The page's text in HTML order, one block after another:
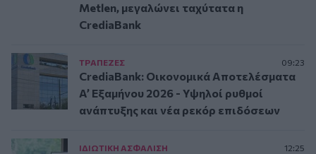
Metlen, μεγαλώνει ταχύτατα η
CrediaBank
ΤΡAΠΕΖΕΣ 09:23
CrediaBank: Οικονομικά Αποτελέσματα
A’ Εξαμήνου 2026 - Υψηλοί ρυθμοί
ανάπτυξης και νέα ρεκόρ επιδόσεων
ΙΔΙΩΤΙΚΗ ΑΣΦAΛΙΣΗ 12:25